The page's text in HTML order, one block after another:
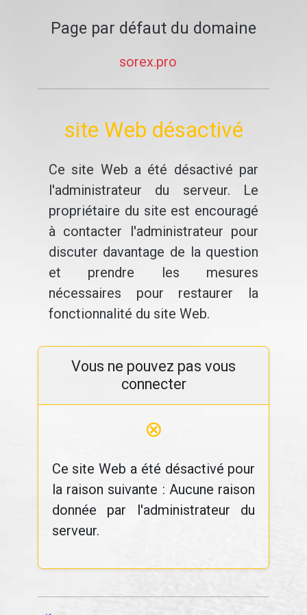
Page par défaut du domaine
sorex.pro
site Web désactivé
Ce site Web a été désactivé par
l'administrateur du serveur. Le
propriétaire du site est encouragé
à contacter l'administrateur pour
discuter davantage de la question
et prendre les mesures
nécessaires pour restaurer la
fonctionnalité du site Web.
Vous ne pouvez pas vous
connecter
⊗
Ce site Web a été désactivé pour
la raison suivante : Aucune raison
donnée par l'administrateur du
serveur.